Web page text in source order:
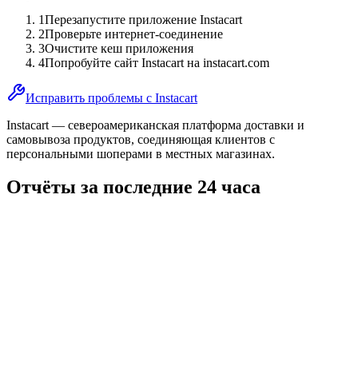
1Перезапустите приложение Instacart
2Проверьте интернет-соединение
3Очистите кеш приложения
4Попробуйте сайт Instacart на instacart.com
Исправить проблемы с Instacart
Instacart — североамериканская платформа доставки и
самовывоза продуктов, соединяющая клиентов с
персональными шоперами в местных магазинах.
Отчёты за последние 24 часа